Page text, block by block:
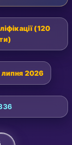
(120
липня 2026